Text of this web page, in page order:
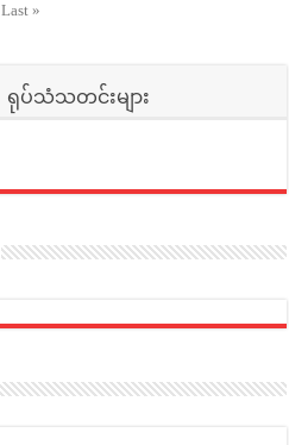
Last »
ရုပ်သံသတင်းများ